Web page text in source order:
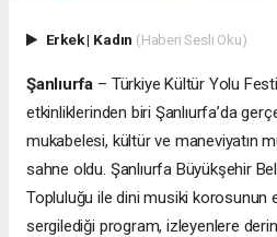
Erkek| Kadın (Haberi Sesli Oku)
Şanlıurfa – Türkiye Kültür Yolu
etkinliklerinden biri Şanlıurfa’da
mukabelesi, kültür ve maneviyatın
sahne oldu. Şanlıurfa Büyükşehir
Topluluğu ile dini musiki
sergilediği program, izleyenlere